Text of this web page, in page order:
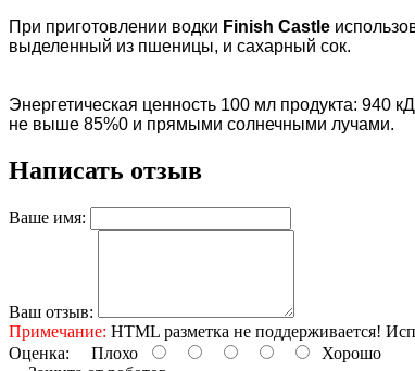
При приготовлении водки Finish Castle
выделенный из пшеницы, и сахарный сок.
Энергетическая ценность 100 мл продукта: 940
не выше 85%0 и прямыми солнечными лучами.
Написать отзыв
Ваше имя:
Ваш отзыв:
Примечание: HTML разметка не поддерживается!
Оценка: Плохо
Хорошо